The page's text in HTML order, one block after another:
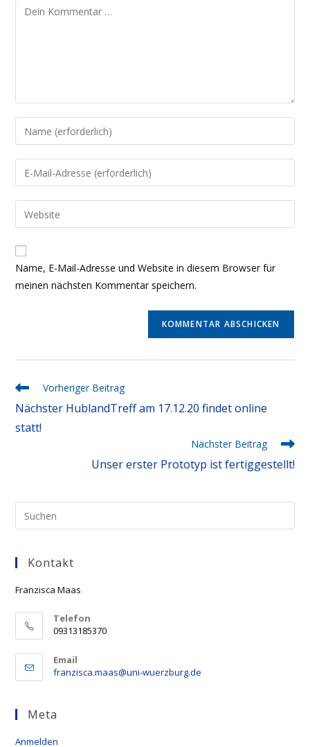
Kommentar
Gib
deinen
Namen
oder
zum
Kommentieren
ein
Gib
deine
E-
Mail-
zum
Kommentieren
ein
Gib
deine
Website-
URL
Name, E-Mail-Adresse und Website in diesem Browser für
meinen nächsten Kommentar speichern.
Weitere
Ansehen
Vorheriger Beitrag
Nächster HublandTreff am 17.12.20 findet online
statt!
Nächster Beitrag
Unser erster Prototyp ist fertiggestellt!
Kontakt
Franzisca Maas
Telefon
09313185370
Email
franzisca.maas@uni-wuerzburg.de
Meta
Anmelden